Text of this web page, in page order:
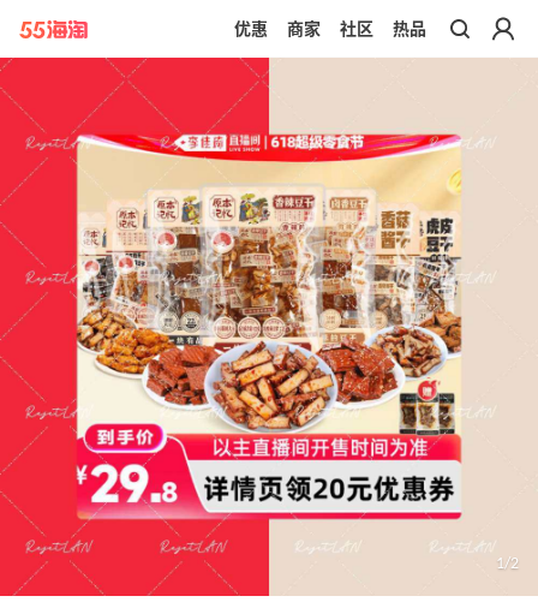
带你去官网买正品
优惠 商家 社区 热品
1/2